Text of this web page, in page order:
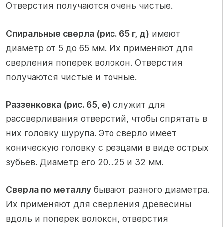
Отверстия получаются очень чистые.
Спиральные сверла (рис. 65 г, д) имеют
диаметр от 5 до 65 мм. Их применяют для
сверления поперек волокон. Отверстия
получаются чистые и точные.
Раззенковка (рис. 65, е) служит для
рассверливания отверстий, чтобы спрятать в
них головку шурупа. Это сверло имеет
коническую головку с резцами в виде острых
зубьев. Диаметр его 20...25 и 32 мм.
Сверла по металлу бывают разного диаметра.
Их применяют для сверления древесины
вдоль и поперек волокон, отверстия